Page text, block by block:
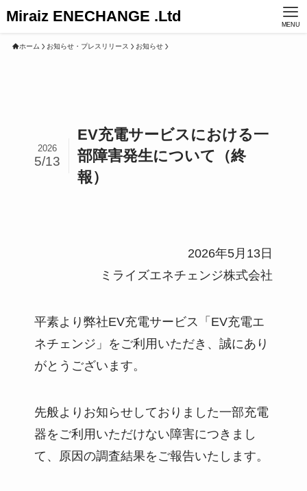
Miraiz ENECHANGE .Ltd MENU
ホーム お知らせ・プレスリリース お知らせ
EV充電サービスにおける一
部障害発生について（終
報）
2026
5/13
2026年5月13日
ミライズエネチェンジ株式会社
平素より弊社EV充電サービス「EV充電エ
ネチェンジ」をご利用いただき、誠にあり
がとうございます。
先般よりお知らせしておりました一部充電
器をご利用いただけない障害につきまし
て、原因の調査結果をご報告いたします。